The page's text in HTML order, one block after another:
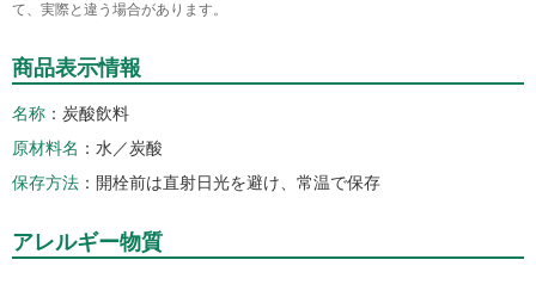
て、実際と違う場合があります。
商品表示情報
名称
炭酸飲料
原材料名
水／炭酸
保存方法
開栓前は直射日光を避け、常温で保存
アレルギー物質